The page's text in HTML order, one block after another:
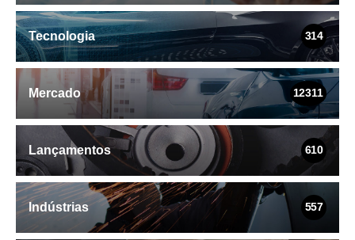
Tecnologia 314
Mercado 12311
Lançamentos 610
Indústrias 557